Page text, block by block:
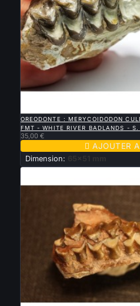
OREODONTE : MERYCOIDODON
FMT - WHITE RIVER BADLANDS - S.
35,00 €
 AJOUTER
Dimension: 65x51 mm